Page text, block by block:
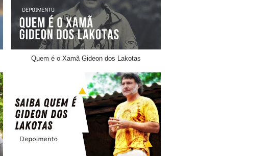
Quem é o Xamã Gideon dos Lakotas